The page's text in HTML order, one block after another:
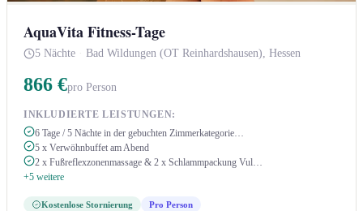
AquaVita Fitness-Tage
5 Nächte · Bad Wildungen (OT Reinhardshausen), Hessen
866 €pro Person
INKLUDIERTE LEISTUNGEN:
6 Tage / 5 Nächte in der gebuchten Zimmerkategorie…
5 x Verwöhnbuffet am Abend
2 x Fußreflexzonenmassage & 2 x Schlammpackung Vul…
+5 weitere
Kostenlose Stornierung Pro Person